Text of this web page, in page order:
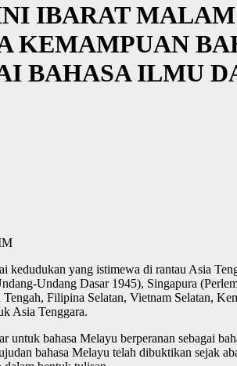
IBARAT
KEMAMPUAN
BAHASA ILMU
yang istimewa di rantau Asia
Undang Dasar 1945), Singapura
Filipina Selatan, Vietnam Selatan,
Asia Tenggara.
bahasa Melayu berperanan sebagai
bahasa Melayu telah dibuktikan sejak